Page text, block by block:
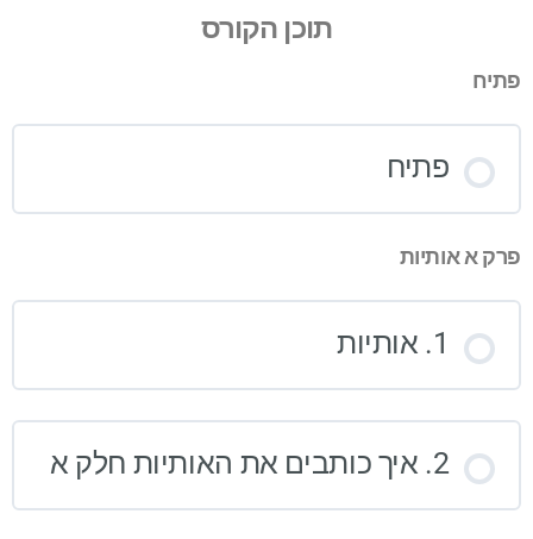
תוכן הקורס
פתיח
פתיח
פרק א אותיות
1. אותיות
2. איך כותבים את האותיות חלק א